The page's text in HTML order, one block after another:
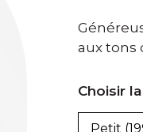
aux tons
Choisir
Petit